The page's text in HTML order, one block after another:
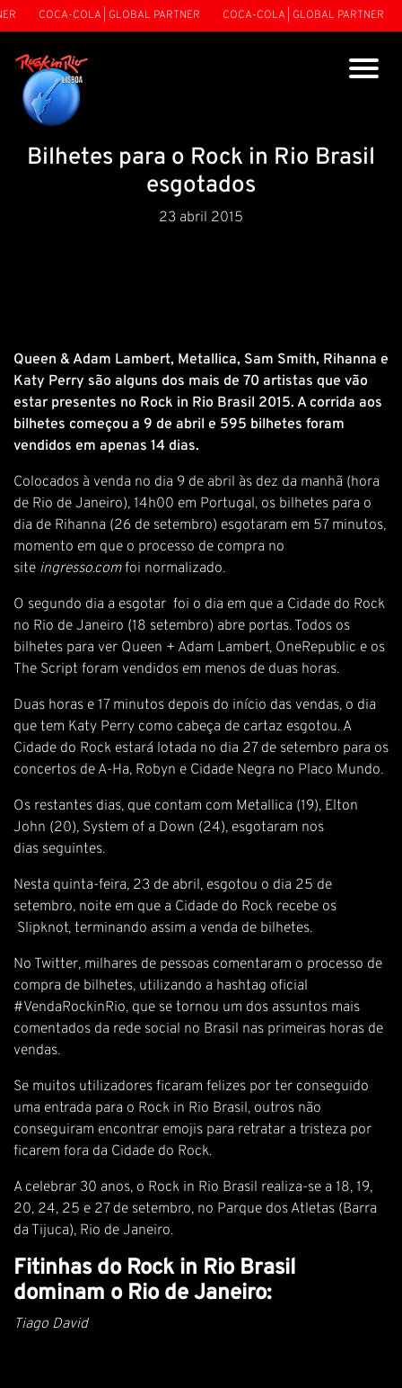
COCA-COLA | GLOBAL PARTNER COCA-COLA | GLOBAL PARTNER
Bilhetes para o Rock in Rio Brasil
esgotados
23 abril 2015
Queen & Adam Lambert, Metallica, Sam Smith, Rihanna e
Katy Perry são alguns dos mais de 70 artistas que vão
estar presentes no Rock in Rio Brasil 2015. A corrida aos
bilhetes começou a 9 de abril e 595 bilhetes foram
vendidos em apenas 14 dias.
Colocados à venda no dia 9 de abril às dez da manhã (hora
de Rio de Janeiro), 14h00 em Portugal, os bilhetes para o
dia de Rihanna (26 de setembro) esgotaram em 57 minutos,
momento em que o processo de compra no
site ingresso.comfoi normalizado.
O segundo dia a esgotar foi o dia em que a Cidade do Rock
no Rio de Janeiro (18 setembro) abre portas. Todos os
bilhetes para ver Queen + Adam Lambert, OneRepublic e os
The Script foram vendidos em menos de duas horas.
Duas horas e 17 minutos depois do início das vendas, o dia
que tem Katy Perry como cabeça de cartaz esgotou. A
Cidade do Rock estará lotada no dia 27 de setembro para os
concertos de A-Ha, Robyn e Cidade Negra no Placo Mundo.
Os restantes dias, que contam com Metallica (19), Elton
John (20), System of a Down (24), esgotaram nos
dias seguintes.
Nesta quinta-feira, 23 de abril, esgotou o dia 25 de
setembro, noite em que a Cidade do Rock recebe os
Slipknot, terminando assim a venda de bilhetes.
No Twitter, milhares de pessoas comentaram o processo de
compra de bilhetes, utilizando a hashtag oficial
#VendaRockinRio, que se tornou um dos assuntos mais
comentados da rede social no Brasil nas primeiras horas de
vendas.
Se muitos utilizadores ficaram felizes por ter conseguido
uma entrada para o Rock in Rio Brasil, outros não
conseguiram encontrar emojis para retratar a tristeza por
ficarem fora da Cidade do Rock.
A celebrar 30 anos, o Rock in Rio Brasil realiza-se a 18, 19,
20, 24, 25 e 27 de setembro, no Parque dos Atletas (Barra
da Tijuca), Rio de Janeiro.
Fitinhas do Rock in Rio Brasil
dominam o Rio de Janeiro:
Tiago David